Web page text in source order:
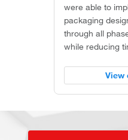
were able to
packaging
through all
while reducing
View